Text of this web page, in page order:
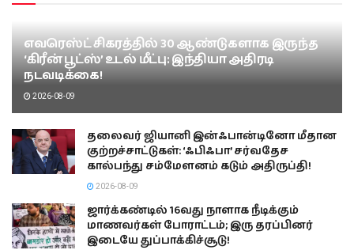
எவரெஸ்ட் சிகரத்தில் 30 ஆண்டுகளாக இருந்த
‘கிரீன் பூட்ஸ்’ உடல் மீட்பு: இந்தியா அதிரடி
நடவடிக்கை!
2026-08-09
தலைவர் ஜியானி இன்ஃபான்டினோ மீதான
குற்றச்சாட்டுகள்: ‘ஃபிஃபா’ சர்வதேச
கால்பந்து சம்மேளனம் கடும் அதிருப்தி!
2026-08-09
ஜார்க்கண்டில் 16வது நாளாக நீடிக்கும்
மாணவர்கள் போராட்டம்; இரு தரப்பினர்
இடையே துப்பாக்கிச்சூடு!